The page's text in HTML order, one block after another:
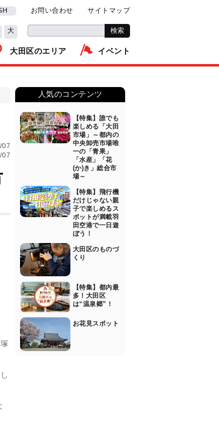
お問い合わせ サイトマップ
大
大田区のエリア イベント
07
07
人気のコンテンツ
【特集】誰でも
楽しめる「大田
市場」～都内の
中央卸売市場唯
一の「青果」
「水産」「花
(か)き」総合市
場～
【特集】飛行機
だけじゃない親
子で楽しめるス
ポットが満載羽
田空港で一日遊
ぼう！
大田区のものづ
くり
【特集】都内最
多！大田区
は“温泉郷”！
お花見スポット